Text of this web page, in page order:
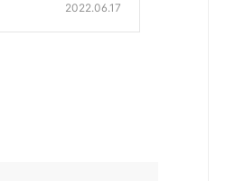
2022.06.17